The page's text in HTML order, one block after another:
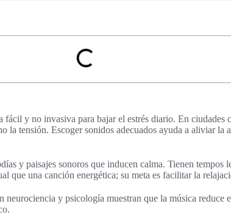
fácil y no invasiva para bajar el estrés diario. En ciudades
la tensión. Escoger sonidos adecuados ayuda a aliviar la
y paisajes sonoros que inducen calma. Tienen tempos
que una canción energética; su meta es facilitar la
neurociencia y psicología muestran que la música reduce